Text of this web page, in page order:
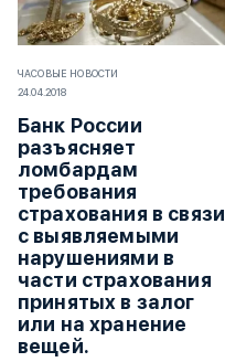
ЧАСОВЫЕ НОВОСТИ
24.04.2018
Банк России
разъясняет
ломбардам
требования
страхования в связи
с выявляемыми
нарушениями в
части страхования
принятых в залог
или на хранение
вещей.